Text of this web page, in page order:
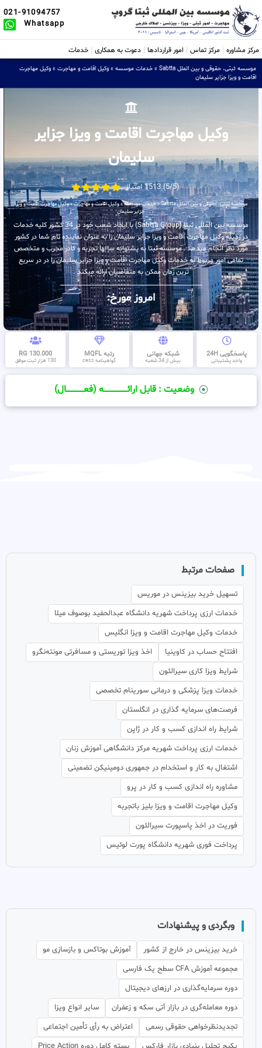
021-91094757
Whatsapp
مرکز مشاوره مرکز تماس امور قراردادها دعوت به همکاری خدمات
موسسه ثبتی، حقوقی و بین الملل Sabtta » خدمات موسسه » وکیل اقامت و مهاجرت » وکیل مهاجرت
اقامت و ویزا جزایر سلیمان
وکیل مهاجرت اقامت و ویزا جزایر
سلیمان
(5/5) 1513 امتیاز
موسسه ثبتی، حقوقی و بین الملل Sabtta »خدمات موسسه»وکیل اقامت و مهاجرت»وکیل مهاجرت اقامت و ویزا
جزایر سلیمان
موسسه بین المللی ثبتا (Sabtta Group) با ایجاد شعب خود در 34 کشور کلیه خدمات
در زمینه وکیل مهاجرت اقامت و ویزا جزایر سلیمان را به عنوان نماینده تام شما در کشور
مورد نظر انجام میدهد . موسسه ثبتا به پشتوانه سالها تجربه و کادر مجرب و متخصص
تمامی امور مربوط به خدمات وکیل مهاجرت اقامت و ویزا جزایر سلیمان را در در سریع
ترین زمان ممکن به متقاضیان ارائه میکند .
امروز مورخ:
پاسخگویی 24H
واحد پشتیبانی
شبکه جهانی
بیش از 34 شعبه
رتبه MQFL
گواهینامه cess
130.000 RG
130 هزار ثبت موفق
وضعیت : قابل ارائــــــــــــــــــــه (فعـــــــــــــــال)
صفحات مرتبط
تسهیل خرید بیزینس در موریس
خدمات ارزی پرداخت شهریه دانشگاه عبدالحفید بوصوف میلا
خدمات وکیل مهاجرت اقامت و ویزا انگلیس
افتتاح حساب در کاوینیا
اخذ ویزا توریستی و مسافرتی مونته‌نگرو
شرایط ویزا کاری سیرالئون
خدمات ویزا پزشکی و درمانی سورینام تخصصی
فرصت‌های سرمایه گذاری در انگلستان
شرایط راه اندازی کسب و کار در ژاپن
خدمات ارزی پرداخت شهریه مرکز دانشگاهی آموزش زنان
اشتغال به کار و استخدام در جمهوری دومینیکن تضمینی
مشاوره راه اندازی کسب و کار در پرو
وکیل مهاجرت اقامت و ویزا بلیز باتجربه
فوریت در اخذ پاسپورت سیرالئون
پرداخت فوری شهریه دانشگاه پورت لوئیس
وبگردی و پیشنهادات
خرید بیزینس در خارج از کشور
آموزش بوتاکس و بازسازی مو
مجموعه آموزش CFA سطح یک فارسی
دوره سرمایه‌گذاری در ارزهای دیجیتال
دوره معامله‌گری در بازار آتی سکه و زعفران
سایر انواع ویزا
تجدیدنظرخواهی حقوقی رسمی
اعتراض به رأی تأمین اجتماعی